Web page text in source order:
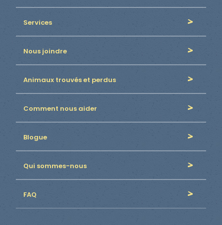
Services
Nous joindre
Animaux trouvés et perdus
Comment nous aider
Blogue
Qui sommes-nous
FAQ